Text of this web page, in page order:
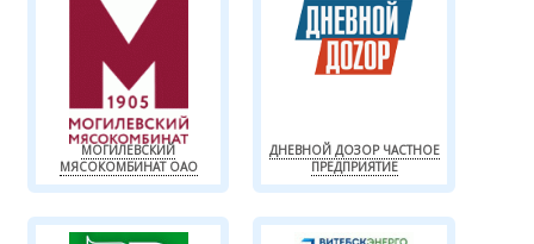
МОГИЛЕВСКИЙ
МЯСОКОМБИНАТ ОАО
ДНЕВНОЙ ДОЗОР ЧАСТНОЕ
ПРЕДПРИЯТИЕ